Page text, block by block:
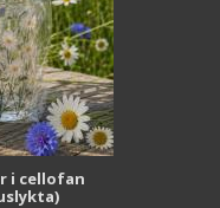
i cellofan